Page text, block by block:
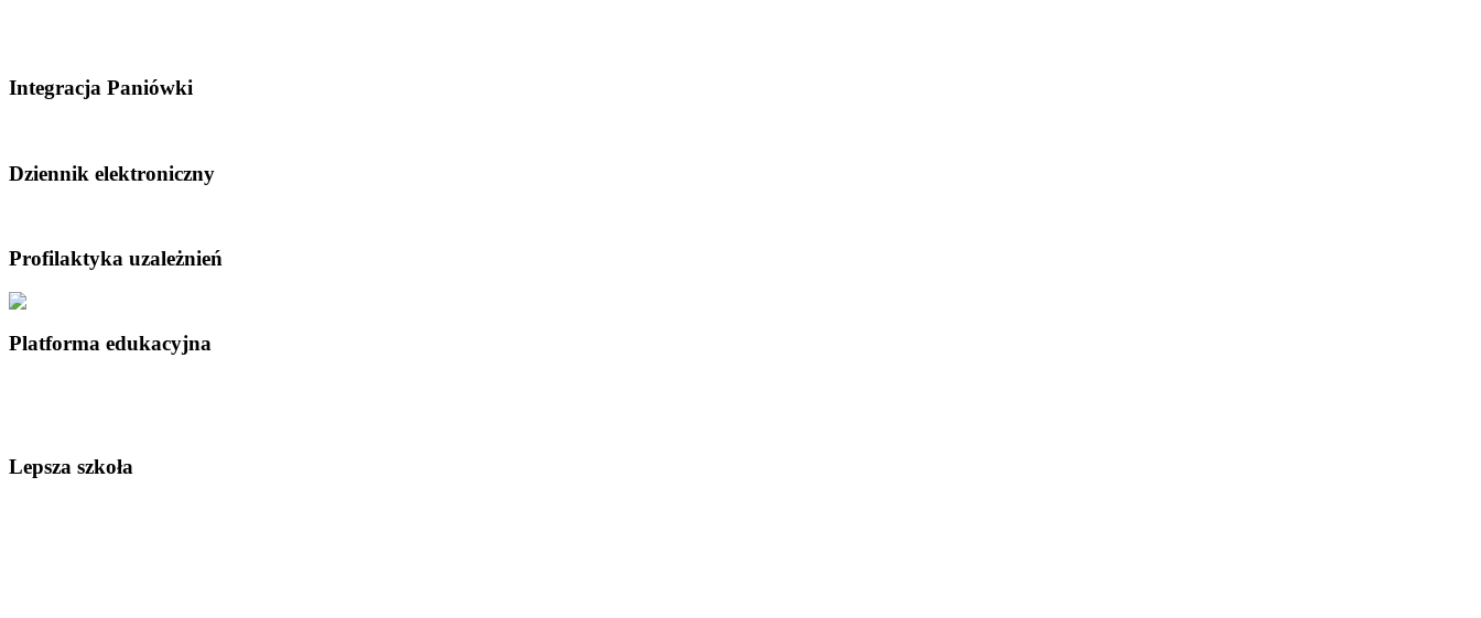
Integracja Paniówki
Dziennik elektroniczny
Profilaktyka uzależnień
Platforma edukacyjna
Lepsza szkoła